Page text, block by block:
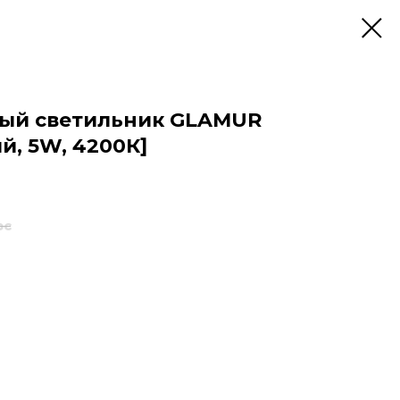
светильник GLAMUR
5W, 4200К]